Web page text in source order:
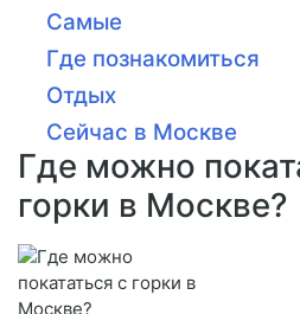
Самые
Где познакомиться
Отдых
Сейчас в Москве
Где можно
горки в Москве?